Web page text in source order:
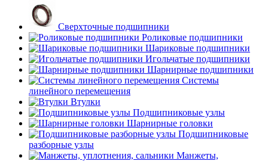
Сверхточные подшипники
Роликовые подшипники
Шариковые подшипники
Игольчатые подшипники
Шарнирные подшипники
Системы
линейного перемещения
Втулки
Подшипниковые узлы
Шарнирные головки
Подшипниковые
разборные узлы
Манжеты,